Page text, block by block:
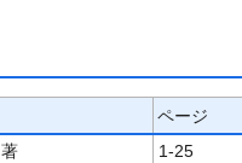
ページ
1-25